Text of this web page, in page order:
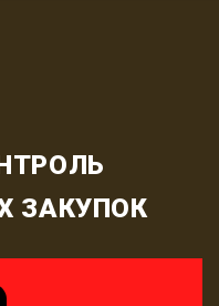
ЗАКУПОК